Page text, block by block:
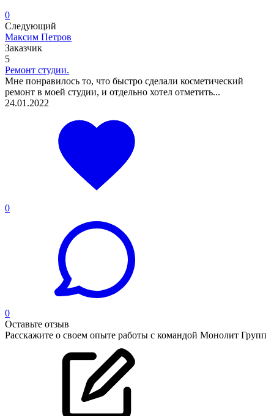
0
Следующий
Максим Петров
Заказчик
5
Ремонт студии.
Мне понравилось то, что быстро сделали косметический
ремонт в моей студии, и отдельно хотел отметить...
24.01.2022
0
0
Оставьте отзыв
Расскажите о своем опыте работы с командой Монолит Групп